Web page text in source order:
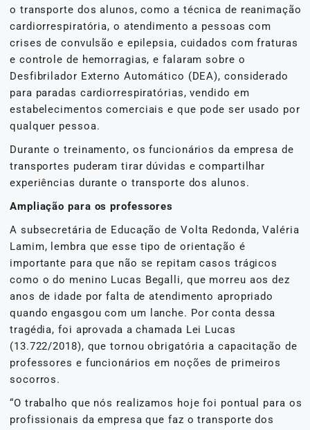
o transporte dos alunos, como a técnica de reanimação
cardiorrespiratória, o atendimento a pessoas com
crises de convulsão e epilepsia, cuidados com fraturas
e controle de hemorragias, e falaram sobre o
Desfibrilador Externo Automático (DEA), considerado
para paradas cardiorrespiratórias, vendido em
estabelecimentos comerciais e que pode ser usado por
qualquer pessoa.
Durante o treinamento, os funcionários da empresa de
transportes puderam tirar dúvidas e compartilhar
experiências durante o transporte dos alunos.
Ampliação para os professores
A subsecretária de Educação de Volta Redonda, Valéria
Lamim, lembra que esse tipo de orientação é
importante para que não se repitam casos trágicos
como o do menino Lucas Begalli, que morreu aos dez
anos de idade por falta de atendimento apropriado
quando engasgou com um lanche. Por conta dessa
tragédia, foi aprovada a chamada Lei Lucas
(13.722/2018), que tornou obrigatória a capacitação de
professores e funcionários em noções de primeiros
socorros.
“O trabalho que nós realizamos hoje foi pontual para os
profissionais da empresa que faz o transporte dos